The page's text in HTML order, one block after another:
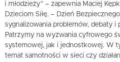
i młodzieży” – zapewnia Maciej
Dzieciom Siłę. – Dzień
sygnalizowania problemów, debaty i
Patrzymy na wyzwania cyfrowego
systemowej, jak i jednostkowej. W
temat samotności w sieci czy